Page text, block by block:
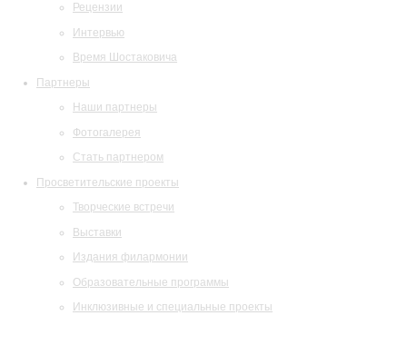
Рецензии
Интервью
Время Шостаковича
Партнеры
Наши партнеры
Фотогалерея
Стать партнером
Просветительские проекты
Творческие встречи
Выставки
Издания филармонии
Образовательные программы
Инклюзивные и специальные проекты